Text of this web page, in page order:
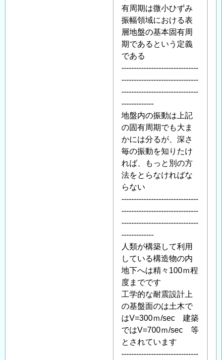
有周期は微小ひずみ
振幅領域における表
層地盤の基本固有周
期であるという定義
である
-------------------------------
-------------------------------
-------------------------------
-------------
地盤内の振動は上記
の固有周期でも大ま
かには分るが、深さ
毎の振動を知りたけ
れば、もっと別の方
法をとらなければな
らない
-------------------------------
-------------------------------
-------------------------------
-------------
人類が構築して利用
している構造物の内
地下へは精々100ｍ程
度までです
工学的な耐震設計上
の基盤面のは土木で
はV=300ｍ/sec 建築
ではV=700ｍ/sec 等
とされています
-------------------------------